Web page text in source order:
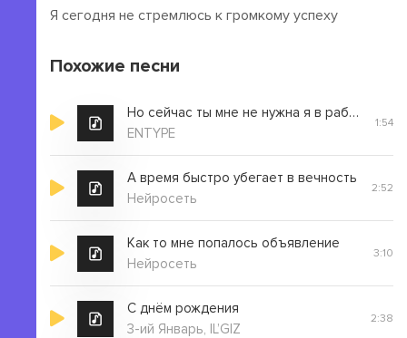
Я сегодня не стремлюсь к громкому успеху
Похожие песни
Но сейчас ты мне не нужна я в работе
ENTYPE
1:54
А время быстро убегает в вечность
Нейросеть
2:52
Как то мне попалось объявление
Нейросеть
3:10
С днём рождения
3-ий Январь, IL’GIZ
2:38